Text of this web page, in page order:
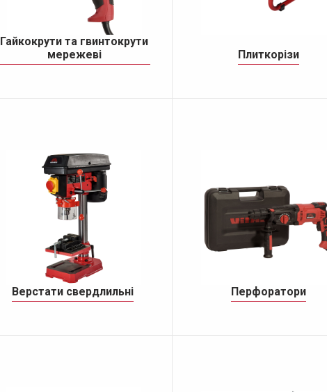
Гайкокрути та гвинтокрути
мережеві
Плиткорізи
Верстати свердлильні Перфоратори